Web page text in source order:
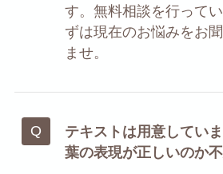
す。無料相談を行って
ずは現在のお悩みをお
ませ。
テキストは用意してい
葉の表現が正しいのか不